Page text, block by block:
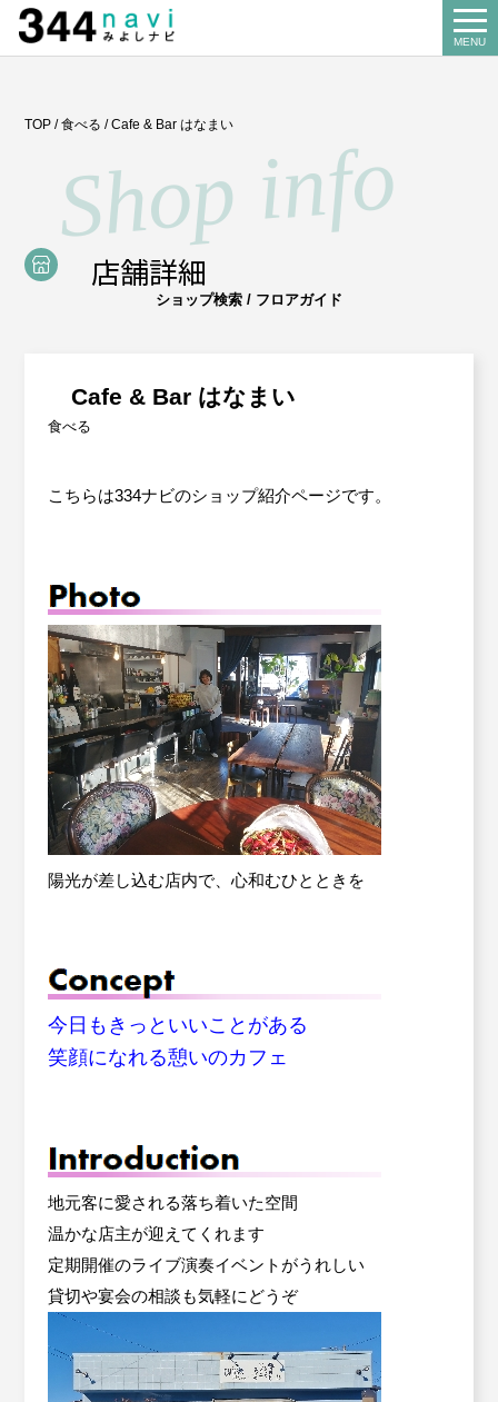
MENU
TOP /食べる /Cafe & Bar はなまい
店舗詳細
ショップ検索 / フロアガイド
Cafe & Bar はなまい
食べる
こちらは334ナビのショップ紹介ページです。
陽光が差し込む店内で、心和むひとときを
今日もきっといいことがある
笑顔になれる憩いのカフェ
地元客に愛される落ち着いた空間
温かな店主が迎えてくれます
定期開催のライブ演奏イベントがうれしい
貸切や宴会の相談も気軽にどうぞ
お店を探す
About us
みよし商工会とは
Our business
事業案内
設備・運転資金の相談
優良従業員表彰
火災共済制度
中小企業共済制度
小規模企業共済制度
中小企業倒産防止共済制度
Miyoshi map
みよしマップ
お知らせ